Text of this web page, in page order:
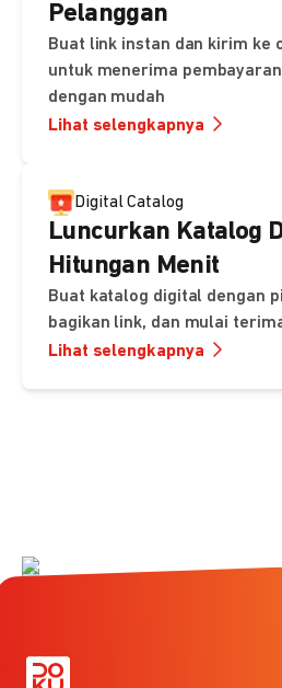
Pelanggan
Buat link instan dan kirim ke
untuk menerima
dengan mudah
Lihat selengkapnya
Digital Catalog
Luncurkan Katalog
Hitungan Menit
Buat katalog digital dengan
bagikan link, dan mulai
Lihat selengkapnya